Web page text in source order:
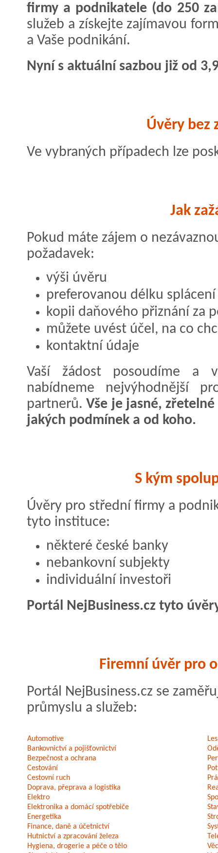
firmy a podnikatele (do 250
služeb a získejte zajímavou
a Vaše podnikání.
Nyní s aktuální sazbou již od
Úvěry bez
Ve vybraných případech lze
Jak
Pokud máte zájem o
požadavek:
výši úvěru
preferovanou délku splácení
kopii daňového přiznání za
můžete uvést účel, na co
kontaktní údaje
Vaší žádost posoudíme a
nabídneme nejvýhodnější
partnerů.Vše je jasné,
jakých podmínek a od koho.
S kým
Úvěry pro střední firmy a
tyto instituce:
některé české banky
nebankovní subjekty
individuální investoři
Portál NejBusiness.cz tyto
Firemní úvěr pro
Portál NejBusiness.cz se
průmyslu a služeb:
Automotive
Bankovnictví a pojišťovnictví
Bezpečnost a ochrana
Cestování
Cestovní ruch
Doprava, přeprava a logistika
Elektro
Elektronika a domácí spotřebiče
Energetika
Finance, daně a účetnictví
Hutnictví a zpracování železa
Hygiena, drogerie a péče o tělo